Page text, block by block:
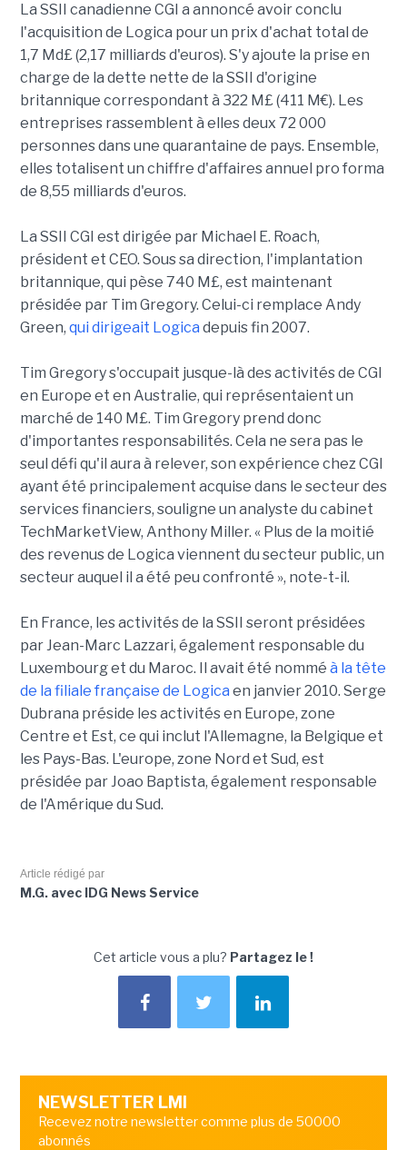
La SSII canadienne CGI a annoncé avoir conclu
l'acquisition de Logica pour un prix d'achat total de
1,7 Md£ (2,17 milliards d'euros). S'y ajoute la prise en
charge de la dette nette de la SSII d'origine
britannique correspondant à 322 M£ (411 M€). Les
entreprises rassemblent à elles deux 72 000
personnes dans une quarantaine de pays. Ensemble,
elles totalisent un chiffre d'affaires annuel pro forma
de 8,55 milliards d'euros.
La SSII CGI est dirigée par Michael E. Roach,
président et CEO. Sous sa direction, l'implantation
britannique, qui pèse 740 M£, est maintenant
présidée par Tim Gregory. Celui-ci remplace Andy
Green, qui dirigeait Logica depuis fin 2007.
Tim Gregory s'occupait jusque-là des activités de CGI
en Europe et en Australie, qui représentaient un
marché de 140 M£. Tim Gregory prend donc
d'importantes responsabilités. Cela ne sera pas le
seul défi qu'il aura à relever, son expérience chez CGI
ayant été principalement acquise dans le secteur des
services financiers, souligne un analyste du cabinet
TechMarketView, Anthony Miller. « Plus de la moitié
des revenus de Logica viennent du secteur public, un
secteur auquel il a été peu confronté », note-t-il.
En France, les activités de la SSII seront présidées
par Jean-Marc Lazzari, également responsable du
Luxembourg et du Maroc. Il avait été nommé à la tête
de la filiale française de Logica en janvier 2010. Serge
Dubrana préside les activités en Europe, zone
Centre et Est, ce qui inclut l'Allemagne, la Belgique et
les Pays-Bas. L'europe, zone Nord et Sud, est
présidée par Joao Baptista, également responsable
de l'Amérique du Sud.
Article rédigé par
M.G. avec IDG News Service
Cet article vous a plu? Partagez le !
NEWSLETTER LMI
Recevez notre newsletter comme plus de 50000
abonnés